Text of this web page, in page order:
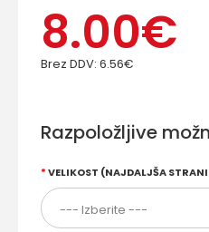
8.00€
Brez DDV: 6.56€
Razpoložljive
VELIKOST (NAJDALJŠA